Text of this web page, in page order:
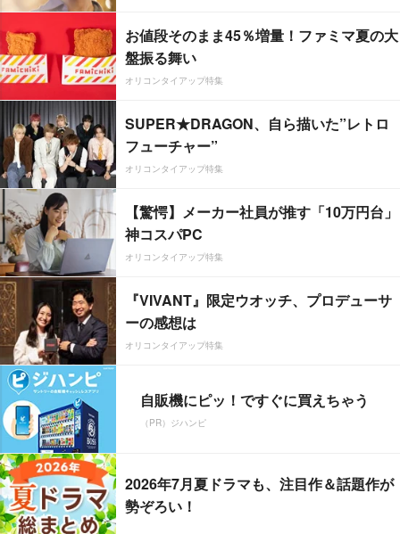
お値段そのまま45％増量！ファミマ夏の大
盤振る舞い
オリコンタイアップ特集
SUPER★DRAGON、自ら描いた”レトロ
フューチャー”
オリコンタイアップ特集
【驚愕】メーカー社員が推す「10万円台」
神コスパPC
オリコンタイアップ特集
『VIVANT』限定ウオッチ、プロデューサ
ーの感想は
オリコンタイアップ特集
自販機にピッ！ですぐに買えちゃう
（PR）ジハンピ
2026年7月夏ドラマも、注目作＆話題作が
勢ぞろい！